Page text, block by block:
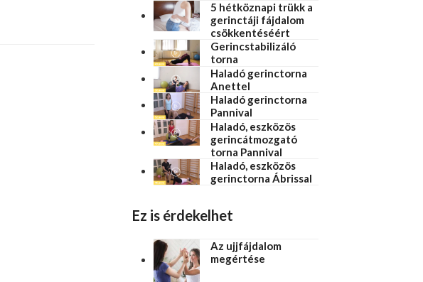
5 hétköznapi trükk a
gerinctáji fájdalom
csökkentéséért
Gerincstabilizáló
torna
Haladó gerinctorna
Anettel
Haladó gerinctorna
Pannival
Haladó, eszközös
gerincátmozgató
torna Pannival
Haladó, eszközös
gerinctorna Ábrissal
Ez is érdekelhet
Az ujjfájdalom
megértése